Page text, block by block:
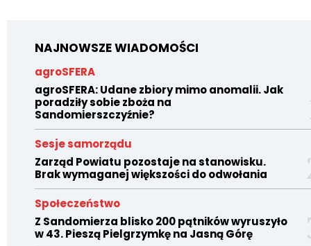
NAJNOWSZE WIADOMOŚCI
agroSFERA
agroSFERA: Udane zbiory mimo anomalii. Jak
poradziły sobie zboża na
Sandomierszczyźnie?
Sesje samorządu
Zarząd Powiatu pozostaje na stanowisku.
Brak wymaganej większości do odwołania
Społeczeństwo
Z Sandomierza blisko 200 pątników wyruszyło
w 43. Pieszą Pielgrzymkę na Jasną Górę